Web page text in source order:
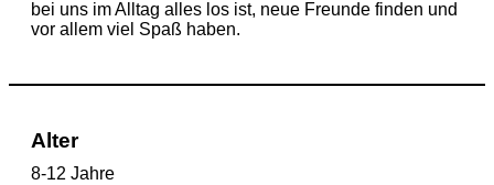
bei uns im Alltag alles los ist, neue Freunde finden und
vor allem viel Spaß haben.
Alter
8-12 Jahre